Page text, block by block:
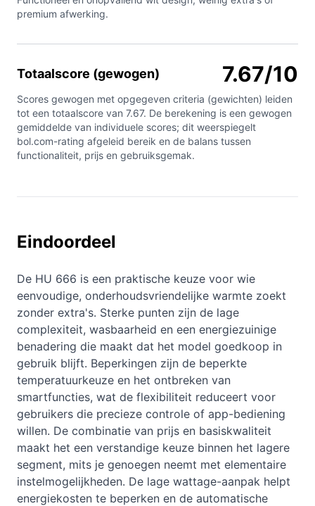
premium afwerking.
Totaalscore (gewogen) 7.67/10
Scores gewogen met opgegeven criteria (gewichten) leiden
tot een totaalscore van 7.67. De berekening is een gewogen
gemiddelde van individuele scores; dit weerspiegelt
bol.com-rating afgeleid bereik en de balans tussen
functionaliteit, prijs en gebruiksgemak.
Eindoordeel
De HU 666 is een praktische keuze voor wie
eenvoudige, onderhoudsvriendelijke warmte zoekt
zonder extra's. Sterke punten zijn de lage
complexiteit, wasbaarheid en een energiezuinige
benadering die maakt dat het model goedkoop in
gebruik blijft. Beperkingen zijn de beperkte
temperatuurkeuze en het ontbreken van
smartfuncties, wat de flexibiliteit reduceert voor
gebruikers die precieze controle of app-bediening
willen. De combinatie van prijs en basiskwaliteit
maakt het een verstandige keuze binnen het lagere
segment, mits je genoegen neemt met elementaire
instelmogelijkheden. De lage wattage-aanpak helpt
energiekosten te beperken en de automatische